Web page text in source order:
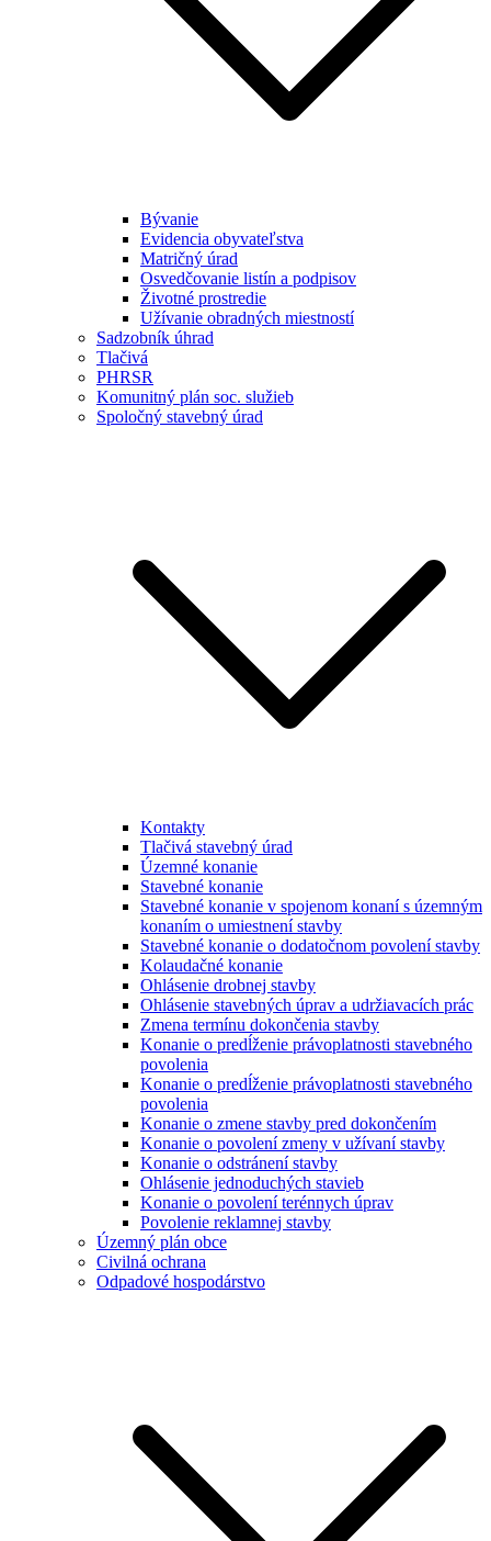
Bývanie
Evidencia obyvateľstva
Matričný úrad
Osvedčovanie listín a podpisov
Životné prostredie
Užívanie obradných miestností
Sadzobník úhrad
Tlačivá
PHRSR
Komunitný plán soc. služieb
Spoločný stavebný úrad
Kontakty
Tlačivá stavebný úrad
Územné konanie
Stavebné konanie
Stavebné konanie v spojenom konaní s územným
konaním o umiestnení stavby
Stavebné konanie o dodatočnom povolení stavby
Kolaudačné konanie
Ohlásenie drobnej stavby
Ohlásenie stavebných úprav a udržiavacích prác
Zmena termínu dokončenia stavby
Konanie o predĺženie právoplatnosti stavebného
povolenia
Konanie o predĺženie právoplatnosti stavebného
povolenia
Konanie o zmene stavby pred dokončením
Konanie o povolení zmeny v užívaní stavby
Konanie o odstránení stavby
Ohlásenie jednoduchých stavieb
Konanie o povolení terénnych úprav
Povolenie reklamnej stavby
Územný plán obce
Civilná ochrana
Odpadové hospodárstvo